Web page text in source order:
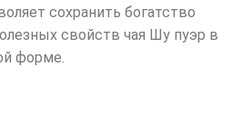
сохранить богатство
свойств чая Шу пуэр в
форме.